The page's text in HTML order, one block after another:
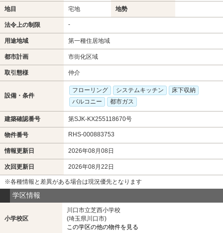
地目 宅地 地勢
法令上の制限 -
用途地域 第一種住居地域
都市計画 市街化区域
取引態様 仲介
設備・条件
フローリング システムキッチン
床下収納
バルコニー
都市ガス
建築確認番号 第SJK-KX255118670号
物件番号 RHS-000883753
情報更新日 2026年08月08日
次回更新日 2026年08月22日
※各種情報と差異がある場合は現況優先となります
学区情報
小学校区
川口市立芝西小学校
(埼玉県川口市)
この学区の他の物件を見る